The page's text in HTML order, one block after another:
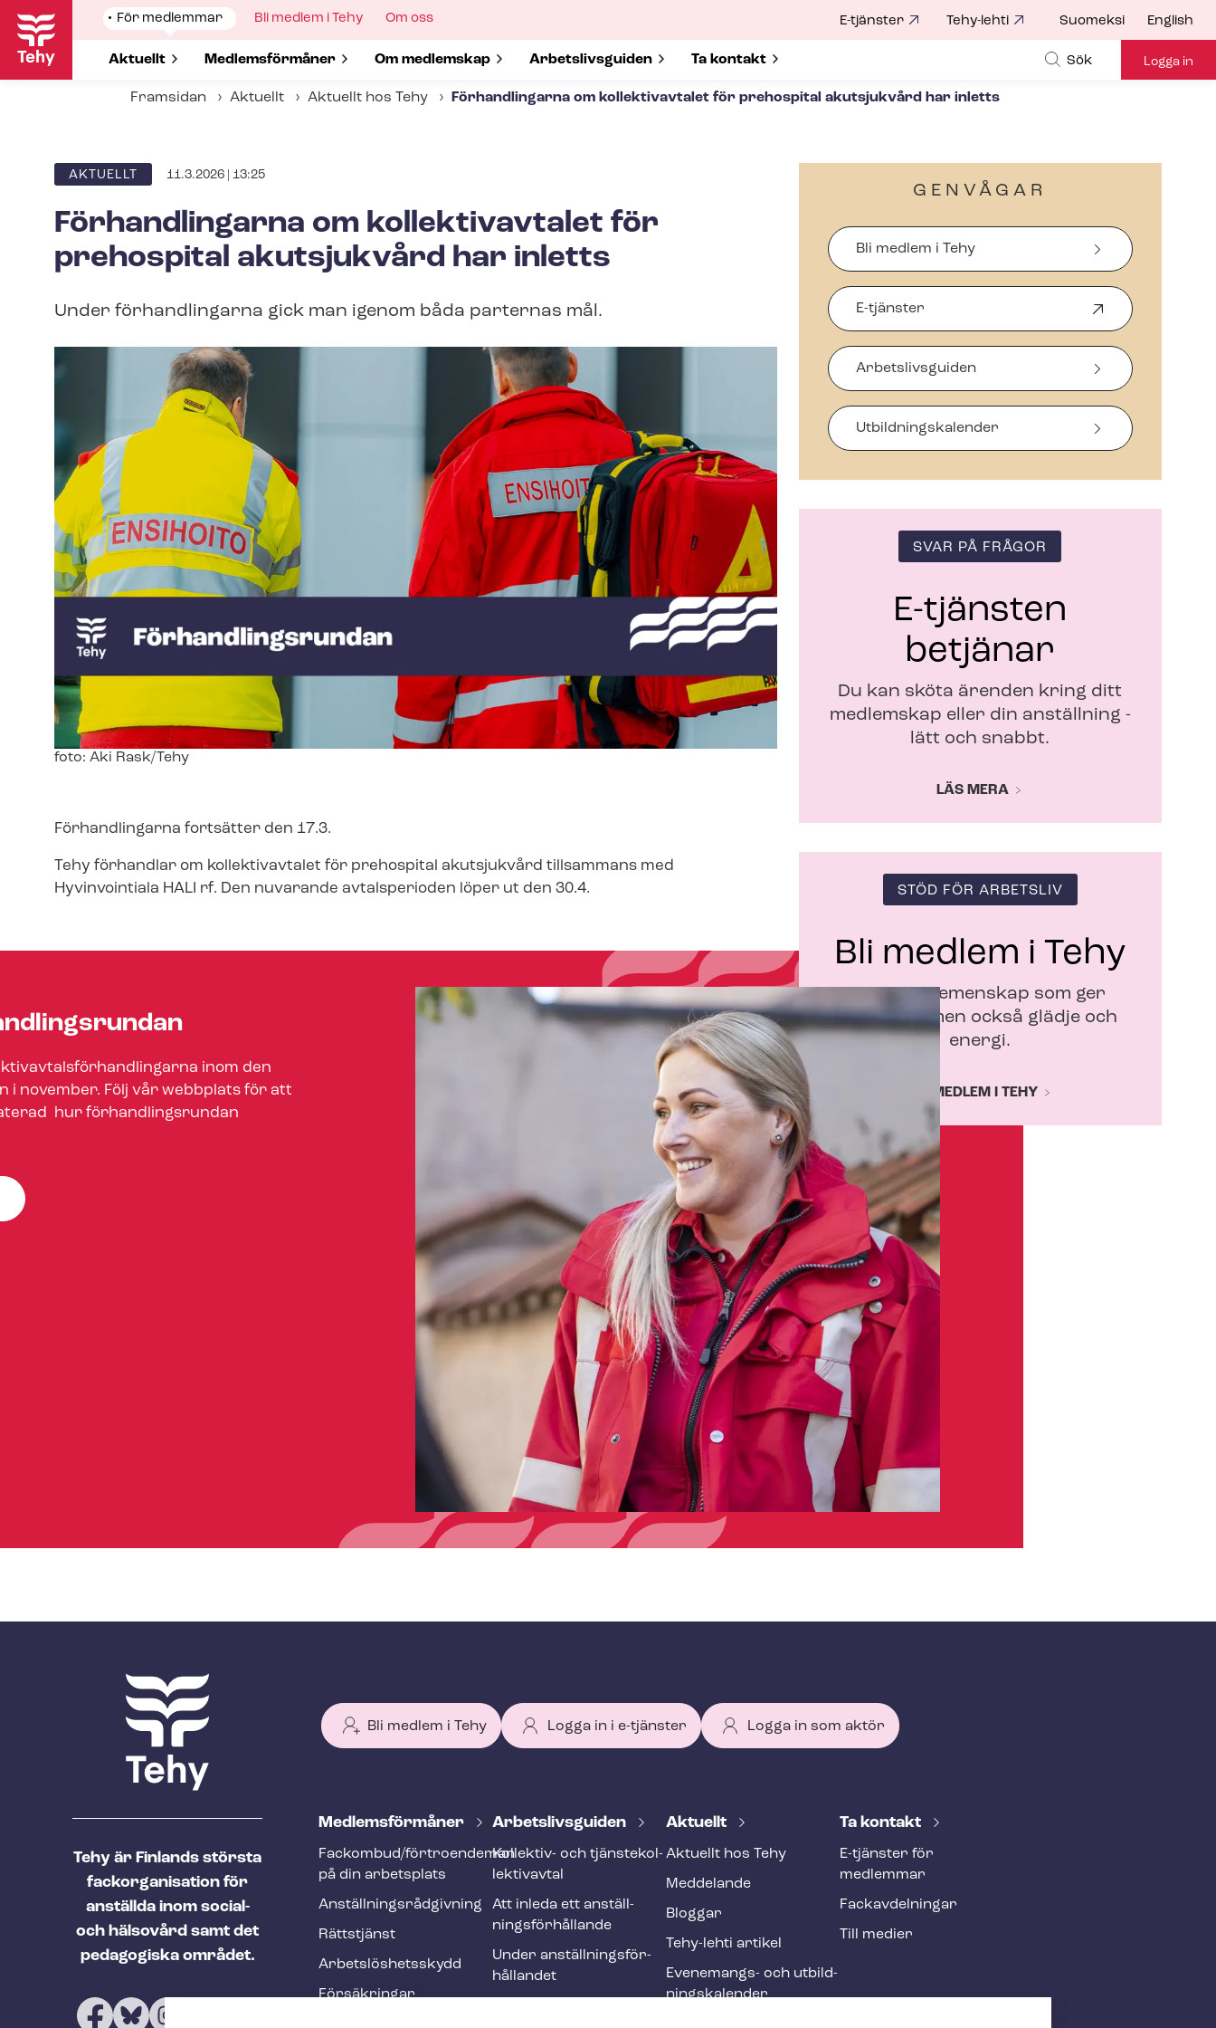
Hoppa
huvudinnehåll
Show
submenu
for
För medlemmar
Show submenu for
Aktuellt Show submenu for
Med­lems­för­må­ner Show submenu for
Om medlemskap Show submenu for
Ar­bets­livs­gui­den Show submenu for
Ta kontakt
Show
for
Bli medlem i Tehy
Show
Om oss E-tjänster Tehy-lehti Suomeksi English
Sök Logga in
Framsidan Aktuellt Aktuellt hos Tehy Förhandlingarna om kollektivavtalet för prehospital akutsjukvård har inletts
ARTICLE
AKTUELLT 11.3.2026 | 13:25
Förhandlingarna om kollektivavtalet för
prehospital akutsjukvård har inletts
Under förhandlingarna gick man igenom båda parternas mål.
Image
foto: Aki Rask/Tehy
Förhandlingarna fortsätter den 17.3.
Tehy förhandlar om kollektivavtalet för prehospital akutsjukvård tillsammans med
Hyvinvointiala HALI rf. Den nuvarande avtalsperioden löper ut den 30.4.
inom den
i november. Följ vår webbplats för att
hur för­hand­lings­run­dan
GENVÅGAR
Bli medlem i Tehy
E-tjänster
Ö
p
n
a
s
i
t
Arbetslivsguiden
Ut­bild­nings­ka­len­der
SVAR PÅ FRÅGOR
E-tjänsten
betjänar
Du kan sköta ärenden kring ditt
medlemskap eller din anställning -
lätt och snabbt.
LÄS MERA
STÖD FÖR ARBETSLIV
Bli medlem i Tehy
Vi är en gemenskap som ger
trygghet, men också glädje och
energi.
BLI MEDLEM I TEHY
Tehy är Finlands största
fackorganisation för
anställda inom social-
och hälsovård samt det
pedagogiska området.
Bli medlem i Tehy Logga in i e-tjänster Logga in som aktör
T
h
y
f
o
o
Med­lems­för­må­ner
Fackombud/förtroendeman
på din arbetsplats
An­ställ­nings­råd­giv­ning
Rättstjänst
Ar­bets­lös­hets­skydd
Försäkringar
Ar­bets­livs­gui­den
Kollektiv- och tjäns­te­kol­
lek­tivav­tal
Att inleda ett an­ställ­
nings­för­hål­lan­de
Under an­ställ­nings­för­
hål­lan­det
Aktuellt
Aktuellt hos Tehy
Meddelande
Bloggar
Tehy-lehti artikel
Evenemangs- och ut­bild­
nings­ka­len­der
Ta kontakt
E-tjänster för
medlemmar
Fackav­del­ning­ar
Till medier